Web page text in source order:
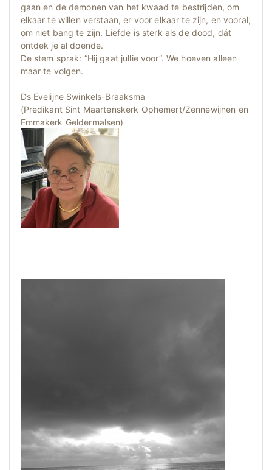
gaan en de demonen van het kwaad te bestrijden, om
elkaar te willen verstaan, er voor elkaar te zijn, en vooral,
om niet bang te zijn. Liefde is sterk als de dood, dát
ontdek je al doende.
De stem sprak: “Hij gaat jullie voor”. We hoeven alleen
maar te volgen.
Ds Evelijne Swinkels-Braaksma
(Predikant Sint Maartenskerk Ophemert/Zennewijnen en
Emmakerk Geldermalsen)